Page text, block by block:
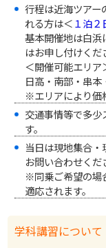
行程は近海ツアー
れる方は＜ １泊
基本開催地は白浜
はお申し付けくだ
＜開催可能エリア
日高・南部・串
※エリアにより価
交通事情等で多少
す。
当日は現地集合
お問い合わせくだ
※同乗ご希望の場
適応されます。
学科講習について